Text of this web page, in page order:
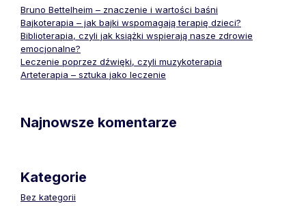
Bruno Bettelheim – znaczenie i wartości baśni
Bajkoterapia – jak bajki wspomagają terapię dzieci?
Biblioterapia, czyli jak książki wspierają nasze zdrowie
emocjonalne?
Leczenie poprzez dźwięki, czyli muzykoterapia
Arteterapia – sztuka jako leczenie
Najnowsze komentarze
Kategorie
Bez kategorii